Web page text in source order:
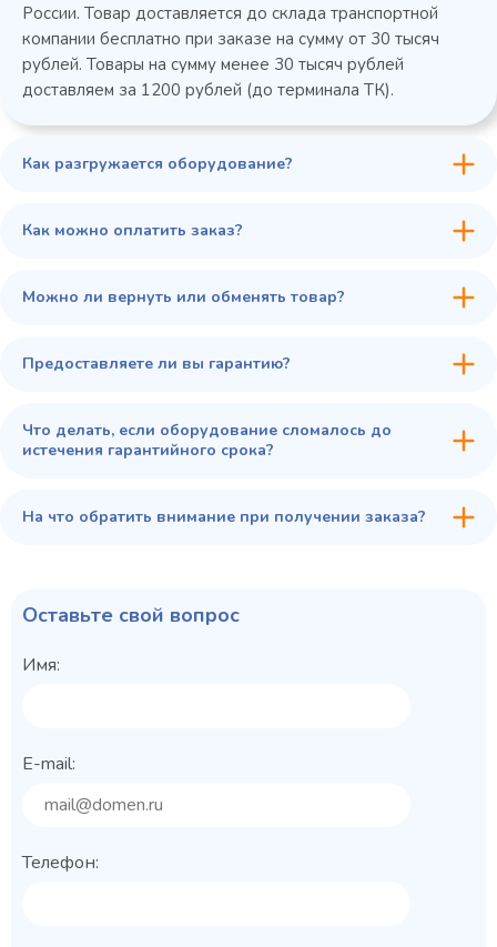
России. Товар доставляется до склада транспортной
компании бесплатно при заказе на сумму от 30 тысяч
рублей. Товары на сумму менее 30 тысяч рублей
доставляем за 1200 рублей (до терминала ТК).
Как разгружается оборудование?
Как можно оплатить заказ?
Можно ли вернуть или обменять товар?
Предоставляете ли вы гарантию?
Что делать, если оборудование сломалось до
истечения гарантийного срока?
На что обратить внимание при получении заказа?
Оставьте свой вопрос
Имя:
E-mail:
Телефон: